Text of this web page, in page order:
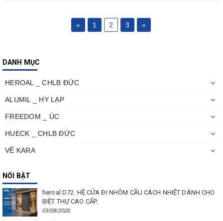
« 1 2 3 »
DANH MỤC
HEROAL _ CHLB ĐỨC
ALUMIL _ HY LẠP
FREEDOM _ ÚC
HUECK _ CHLB ĐỨC
VỀ KARA
NỔI BẬT
heroal D72. HỆ CỬA ĐI NHÔM CẦU CÁCH NHIỆT DÀNH CHO
BIỆT THỰ CAO CẤP.
03/08/2026